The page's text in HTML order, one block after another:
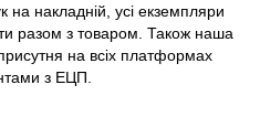
на накладній, усі екземпляри
разом з товаром. Також наша
на всіх платформах
з ЕЦП.